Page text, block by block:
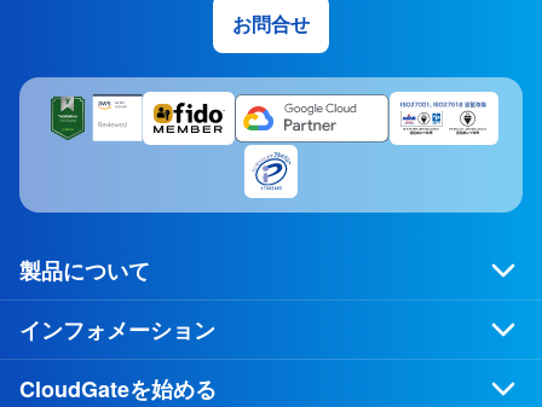
お問合せ
製品について
インフォメーション
CloudGateを始める